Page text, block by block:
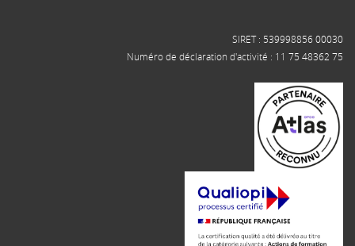
SIRET : 539998856 00030
Numéro de déclaration d'activité : 11 75 48362 75